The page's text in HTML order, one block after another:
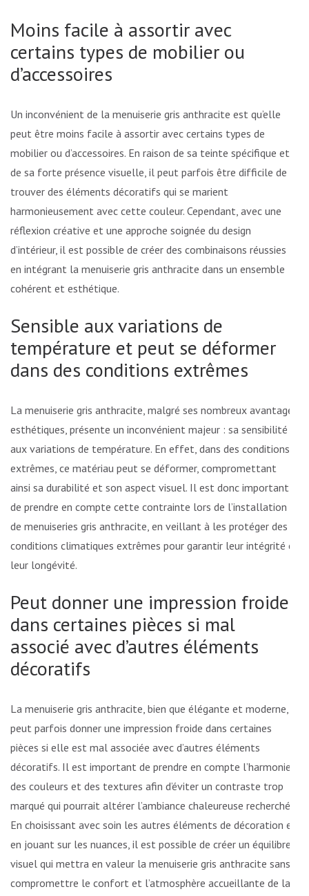
Moins facile à assortir avec
certains types de mobilier ou
d’accessoires
Un inconvénient de la menuiserie gris anthracite est qu’elle
peut être moins facile à assortir avec certains types de
mobilier ou d’accessoires. En raison de sa teinte spécifique et
de sa forte présence visuelle, il peut parfois être difficile de
trouver des éléments décoratifs qui se marient
harmonieusement avec cette couleur. Cependant, avec une
réflexion créative et une approche soignée du design
d’intérieur, il est possible de créer des combinaisons réussies
en intégrant la menuiserie gris anthracite dans un ensemble
cohérent et esthétique.
Sensible aux variations de
température et peut se déformer
dans des conditions extrêmes
La menuiserie gris anthracite, malgré ses nombreux avantages
esthétiques, présente un inconvénient majeur : sa sensibilité
aux variations de température. En effet, dans des conditions
extrêmes, ce matériau peut se déformer, compromettant
ainsi sa durabilité et son aspect visuel. Il est donc important
de prendre en compte cette contrainte lors de l’installation
de menuiseries gris anthracite, en veillant à les protéger des
conditions climatiques extrêmes pour garantir leur intégrité et
leur longévité.
Peut donner une impression froide
dans certaines pièces si mal
associé avec d’autres éléments
décoratifs
La menuiserie gris anthracite, bien que élégante et moderne,
peut parfois donner une impression froide dans certaines
pièces si elle est mal associée avec d’autres éléments
décoratifs. Il est important de prendre en compte l’harmonie
des couleurs et des textures afin d’éviter un contraste trop
marqué qui pourrait altérer l’ambiance chaleureuse recherchée.
En choisissant avec soin les autres éléments de décoration et
en jouant sur les nuances, il est possible de créer un équilibre
visuel qui mettra en valeur la menuiserie gris anthracite sans
compromettre le confort et l’atmosphère accueillante de la